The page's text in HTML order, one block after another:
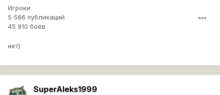
Игроки
5 566 публикаций
45 910 боёв
нет)
SuperAleks1999